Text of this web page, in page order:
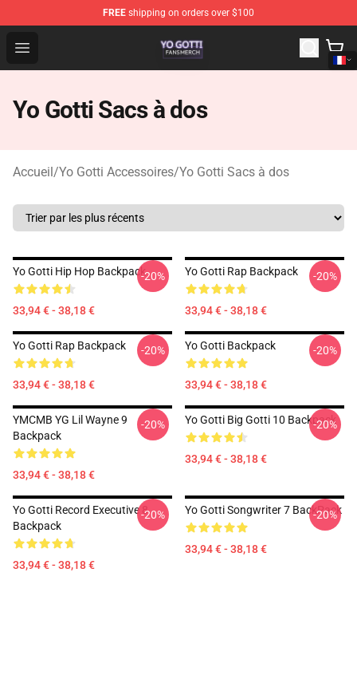
FREE shipping on orders over $100
Open menu
Yo Gotti Shop - Official Yo Gotti Merchandise Store
Yo Gotti Sacs à dos
Accueil/Yo Gotti Accessoires/Yo Gotti Sacs à dos
Yo Gotti Hip Hop Backpack
33,94 € - 38,18 €
-20% Yo Gotti Rap Backpack
33,94 € - 38,18 €
-20%
Yo Gotti Rap Backpack
33,94 € - 38,18 €
-20% Yo Gotti Backpack
33,94 € - 38,18 €
-20%
YMCMB YG Lil Wayne 9
Backpack
33,94 € - 38,18 €
-20% Yo Gotti Big Gotti 10 Backpack
33,94 € - 38,18 €
-20%
Yo Gotti Record Executive 8
Backpack
33,94 € - 38,18 €
-20% Yo Gotti Songwriter 7 BackPack
33,94 € - 38,18 €
-20%